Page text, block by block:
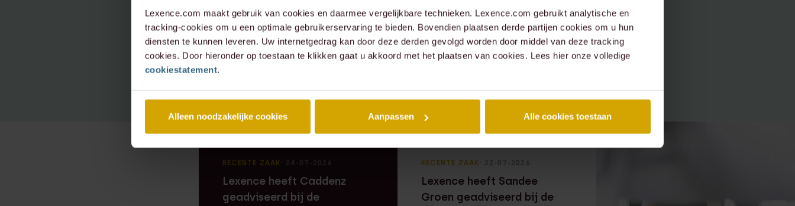
Lexence.com maakt gebruik van cookies en daarmee vergelijkbare technieken. Lexence.com gebruikt analytische en
tracking-cookies om u een optimale gebruikerservaring te bieden. Bovendien plaatsen derde partijen cookies om u hun
diensten te kunnen leveren. Uw internetgedrag kan door deze derden gevolgd worden door middel van deze tracking
cookies. Door hieronder op toestaan te klikken gaat u akkoord met het plaatsen van cookies. Lees hier onze volledige
cookiestatement.
Alleen noodzakelijke cookies Aanpassen Alle cookies toestaan
info@lexence.com
+31 20 573 6736
RECENTE ZAAK⸱ 24-07-2026
Lexence heeft Caddenz
geadviseerd bij de
RECENTE ZAAK⸱ 22-07-2026
Lexence heeft Sandee
Groen geadviseerd bij de